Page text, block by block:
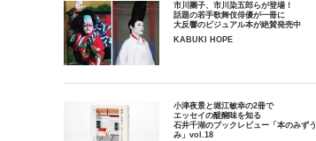
市川團子、市川染五郎らが登場！
話題の若手歌舞伎俳優が一冊に
大反響のビジュアル本が絶賛発売中
KABUKI HOPE
小津夜景と堀江敏幸の2冊で
エッセイの醍醐味を知る
石井千湖のブックレビュー「本のみずう
み」vol.18